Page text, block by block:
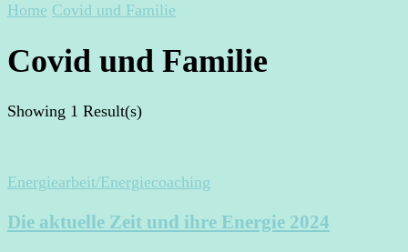
Home Covid und Familie
Covid und Familie
Showing 1 Result(s)
Energiearbeit/Energiecoaching
Die aktuelle Zeit und ihre Energie 2024